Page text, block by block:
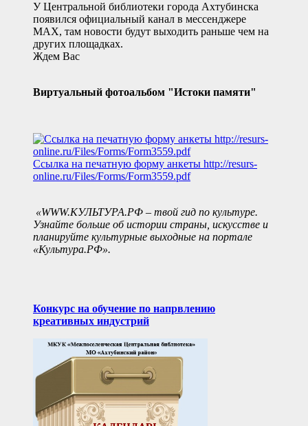
У Центральной библиотеки города Ахтубинска
появился официальный канал в мессенджере
MAX, там новости будут выходить раньше чем на
других площадках.
Ждем Вас
Виртуальный фотоальбом "Истоки памяти"
Ссылка на печатную форму анкеты http://resurs-
online.ru/Files/Forms/Form3559.pdf
«WWW.КУЛЬТУРА.РФ – твой гид по культуре.
Узнайте больше об истории страны, искусстве и
планируйте культурные выходные на портале
«Культура.РФ».
Конкурс на обучение по напрвлению
креативных индустрий